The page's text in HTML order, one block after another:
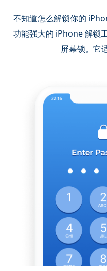
不知道怎么解锁你的
功能强大的 iPhone 解锁
屏幕锁。它